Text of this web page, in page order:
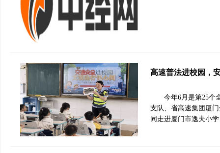
高速普法进校园，
今年6月是第25个
支队、省高速集团厦
同走进厦门市逸夫小